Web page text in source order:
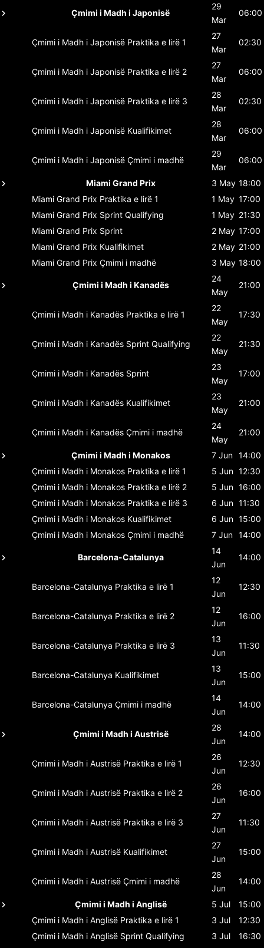
Çmimi i Madh i Japonisë
29
Mar
06:00
Çmimi i Madh i Japonisë Praktika e lirë 1
27
Mar
02:30
Çmimi i Madh i Japonisë Praktika e lirë 2
27
Mar
06:00
Çmimi i Madh i Japonisë Praktika e lirë 3
28
Mar
02:30
Çmimi i Madh i Japonisë Kualifikimet
28
Mar
06:00
Çmimi i Madh i Japonisë Çmimi i madhë
29
Mar
06:00
Miami Grand Prix 3 May 18:00
Miami Grand Prix Praktika e lirë 1 1 May 17:00
Miami Grand Prix Sprint Qualifying 1 May 21:30
Miami Grand Prix Sprint 2 May 17:00
Miami Grand Prix Kualifikimet 2 May 21:00
Miami Grand Prix Çmimi i madhë 3 May 18:00
Çmimi i Madh i Kanadës
24
May
21:00
Çmimi i Madh i Kanadës Praktika e lirë 1
22
May
17:30
Çmimi i Madh i Kanadës Sprint Qualifying
22
May
21:30
Çmimi i Madh i Kanadës Sprint
23
May
17:00
Çmimi i Madh i Kanadës Kualifikimet
23
May
21:00
Çmimi i Madh i Kanadës Çmimi i madhë
24
May
21:00
Çmimi i Madh i Monakos 7 Jun 14:00
Çmimi i Madh i Monakos Praktika e lirë 1 5 Jun 12:30
Çmimi i Madh i Monakos Praktika e lirë 2 5 Jun 16:00
Çmimi i Madh i Monakos Praktika e lirë 3 6 Jun 11:30
Çmimi i Madh i Monakos Kualifikimet 6 Jun 15:00
Çmimi i Madh i Monakos Çmimi i madhë 7 Jun 14:00
Barcelona-Catalunya
14
Jun
14:00
Barcelona-Catalunya Praktika e lirë 1
12
Jun
12:30
Barcelona-Catalunya Praktika e lirë 2
12
Jun
16:00
Barcelona-Catalunya Praktika e lirë 3
13
Jun
11:30
Barcelona-Catalunya Kualifikimet
13
Jun
15:00
Barcelona-Catalunya Çmimi i madhë
14
Jun
14:00
Çmimi i Madh i Austrisë
28
Jun
14:00
Çmimi i Madh i Austrisë Praktika e lirë 1
26
Jun
12:30
Çmimi i Madh i Austrisë Praktika e lirë 2
26
Jun
16:00
Çmimi i Madh i Austrisë Praktika e lirë 3
27
Jun
11:30
Çmimi i Madh i Austrisë Kualifikimet
27
Jun
15:00
Çmimi i Madh i Austrisë Çmimi i madhë
28
Jun
14:00
Çmimi i Madh i Anglisë 5 Jul
15:00
Çmimi i Madh i Anglisë Praktika e lirë 1 3 Jul
12:30
Çmimi i Madh i Anglisë Sprint Qualifying 3 Jul
16:30